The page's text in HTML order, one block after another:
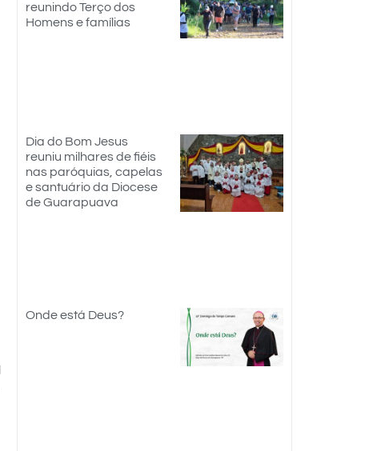
reunindo Terço dos
Homens e famílias
Dia do Bom Jesus
reuniu milhares de fiéis
nas paróquias, capelas
e santuário da Diocese
de Guarapuava
Onde está Deus?